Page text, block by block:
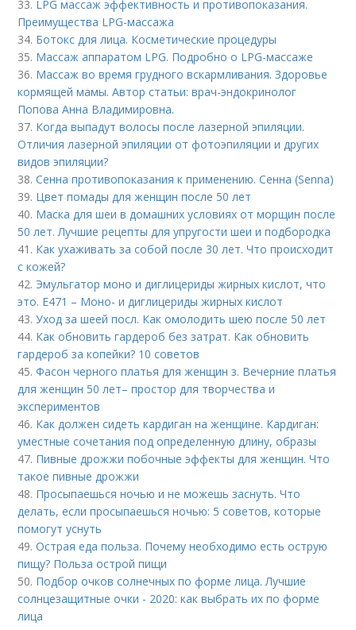
33. LPG массаж эффективность и противопоказания.
Преимущества LPG-массажа
34. Ботокс для лица. Косметические процедуры
35. Массаж аппаратом LPG. Подробно о LPG-массаже
36. Массаж во время грудного вскармливания. Здоровье
кормящей мамы. Автор статьи: врач-эндокринолог
Попова Анна Владимировна.
37. Когда выпадут волосы после лазерной эпиляции.
Отличия лазерной эпиляции от фотоэпиляции и других
видов эпиляции?
38.Сенна противопоказания к применению. Сенна (Senna)
39. Цвет помады для женщин после 50 лет
40. Маска для шеи в домашних условиях от морщин после
50 лет. Лучшие рецепты для упругости шеи и подбородка
41. Как ухаживать за собой после 30 лет. Что происходит
с кожей?
42. Эмульгатор моно и диглицериды жирных кислот, что
это. Е471 – Моно- и диглицериды жирных кислот
43.Уход за шеей посл. Как омолодить шею после 50 лет
44. Как обновить гардероб без затрат. Как обновить
гардероб за копейки? 10 советов
45.Фасон черного платья для женщин з. Вечерние платья
для женщин 50 лет– простор для творчества и
экспериментов
46. Как должен сидеть кардиган на женщине. Кардиган:
уместные сочетания под определенную длину, образы
47. Пивные дрожжи побочные эффекты для женщин. Что
такое пивные дрожжи
48. Просыпаешься ночью и не можешь заснуть. Что
делать, если просыпаешься ночью: 5 советов, которые
помогут уснуть
49.Острая еда польза. Почему необходимо есть острую
пищу? Польза острой пищи
50. Подбор очков солнечных по форме лица. Лучшие
солнцезащитные очки - 2020: как выбрать их по форме
лица